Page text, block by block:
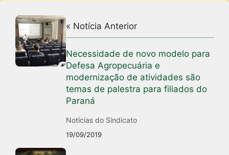
« Notícia Anterior
Necessidade de novo modelo para
Defesa Agropecuária e
modernização de atividades são
temas de palestra para filiados do
Paraná
Notícias do Sindicato
19/09/2019